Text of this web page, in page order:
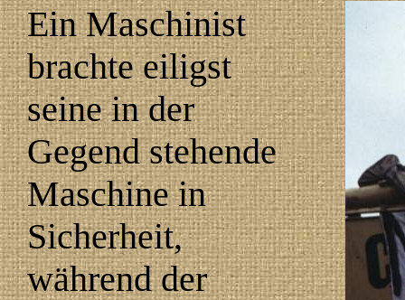
Ein Maschinist
brachte eiligst
seine in der
Gegend stehende
Maschine in
Sicherheit,
während der